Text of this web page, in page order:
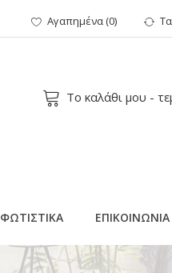
Αγαπημένα(0)
Το καλάθι μου -
ΦΩΤΙΣΤΙΚΑ ΕΠΙΚΟΙΝΩΝΙΑ